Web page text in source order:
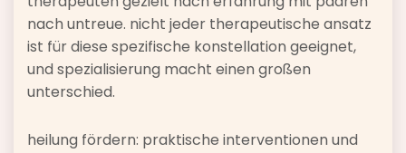
nach untreue. nicht jeder therapeutische ansatz
ist für diese spezifische konstellation geeignet,
und spezialisierung macht einen großen
unterschied.
heilung fördern: praktische interventionen und